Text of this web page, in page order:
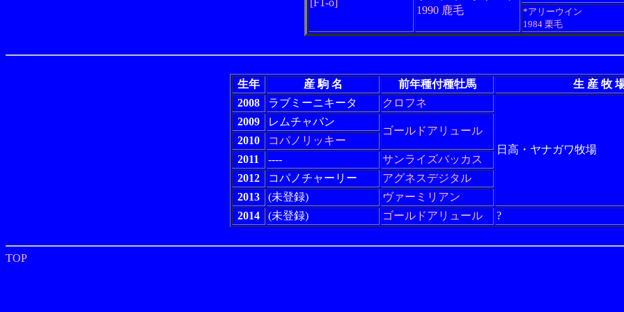
[F1-o]
1990 鹿毛
*アリーウイン
1984 栗毛
生年 産 駒 名 前年種付種牡馬
生 産 牧
2008
ラブミーニキータ クロフネ
日高・ヤナガワ牧場
2009 レムチャバン
ゴールドアリュール
2010
コパノリッキー
2011
----
サンライズバッカス
2012
コパノチャーリー
アグネスデジタル
2013
(未登録)
ヴァーミリアン
2014
(未登録) ゴールドアリュール ?
TOP